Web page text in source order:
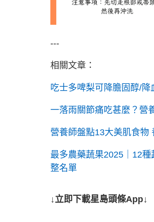
---
相關文章：
吃士多啤梨可降膽固醇/
一落雨關節痛吃甚麼？營
營養師盤點13大美肌食物
最多農藥蔬果2025｜12
整名單
↓立即下載星島頭條App↓